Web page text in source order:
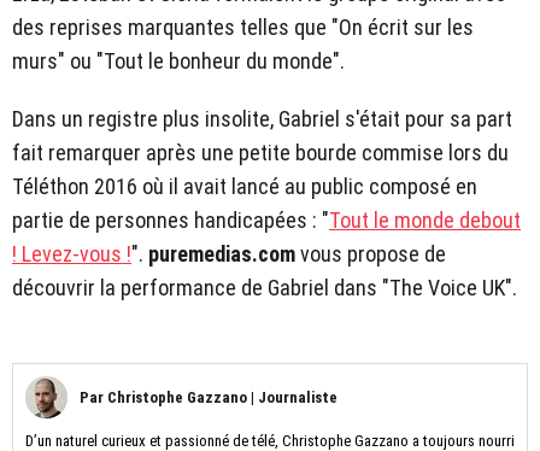
des reprises marquantes telles que "On écrit sur les
murs" ou "Tout le bonheur du monde".
Dans un registre plus insolite, Gabriel s'était pour sa part
fait remarquer après une petite bourde commise lors du
Téléthon 2016 où il avait lancé au public composé en
partie de personnes handicapées : "Tout le monde debout
! Levez-vous !". puremedias.comvous propose de
découvrir la performance de Gabriel dans "The Voice UK".
Par Christophe Gazzano | Journaliste
D’un naturel curieux et passionné de télé, Christophe Gazzano a toujours nourri